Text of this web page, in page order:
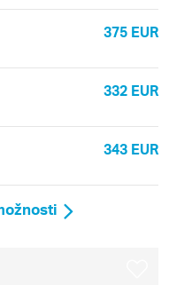
375 EUR
332 EUR
343 EUR